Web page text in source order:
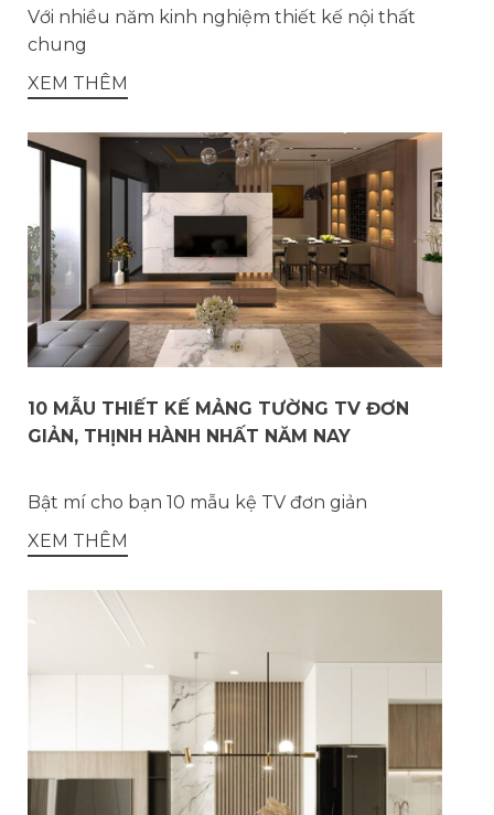
Với nhiều năm kinh nghiệm thiết kế nội thất
chung
XEM THÊM
10 MẪU THIẾT KẾ MẢNG TƯỜNG TV ĐƠN
GIẢN, THỊNH HÀNH NHẤT NĂM NAY
Bật mí cho bạn 10 mẫu kệ TV đơn giản
XEM THÊM